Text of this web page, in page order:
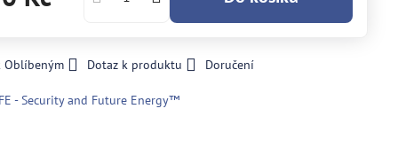
Oblíbeným Dotaz k produktu Doručení
- Security and Future Energy™